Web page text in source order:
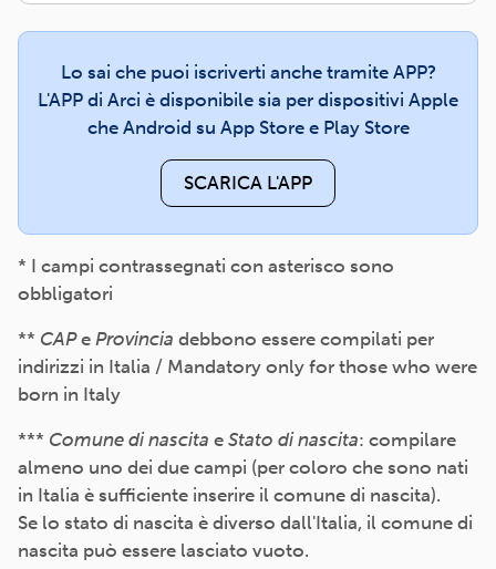
Lo sai che puoi iscriverti anche tramite APP?
L'APP di Arci è disponibile sia per dispositivi Apple
che Android su App Store e Play Store
SCARICA L'APP
* I campi contrassegnati con asterisco sono
obbligatori
** CAPe Provincia debbono essere compilati per
indirizzi in Italia / Mandatory only for those who were
born in Italy
*** Comune di nascita e Stato di nascita: compilare
almeno uno dei due campi (per coloro che sono nati
in Italia è sufficiente inserire il comune di nascita).
Se lo stato di nascita è diverso dall'Italia, il comune di
nascita può essere lasciato vuoto.